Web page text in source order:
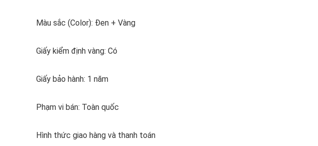
Màu sắc (Color): Đen + Vàng
Giấy kiểm định vàng: Có
Giấy bảo hành: 1 năm
Phạm vi bán: Toàn quốc
Hình thức giao hàng và thanh toán